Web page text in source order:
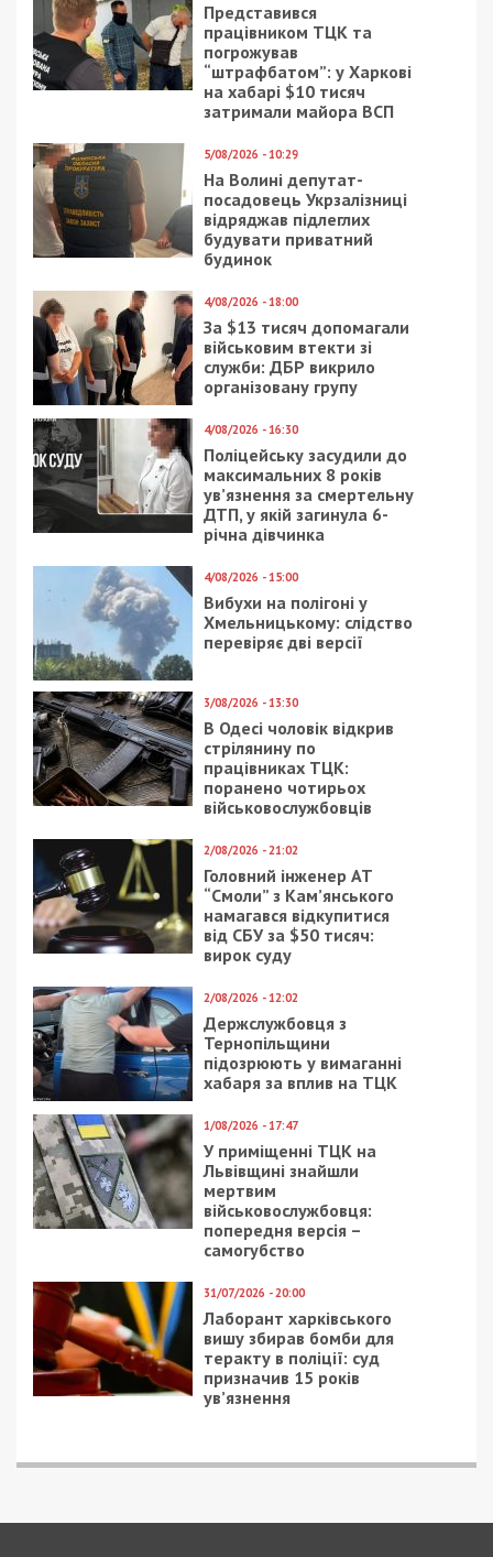
Представився
працівником ТЦК та
погрожував
“штрафбатом”: у Харкові
на хабарі $10 тисяч
затримали майора ВСП
5/08/2026 - 10:29
На Волині депутат-
посадовець Укрзалізниці
відряджав підлеглих
будувати приватний
будинок
4/08/2026 - 18:00
За $13 тисяч допомагали
військовим втекти зі
служби: ДБР викрило
організовану групу
4/08/2026 - 16:30
Поліцейську засудили до
максимальних 8 років
ув’язнення за смертельну
ДТП, у якій загинула 6-
річна дівчинка
4/08/2026 - 15:00
Вибухи на полігоні у
Хмельницькому: слідство
перевіряє дві версії
3/08/2026 - 13:30
В Одесі чоловік відкрив
стрілянину по
працівниках ТЦК:
поранено чотирьох
військовослужбовців
2/08/2026 - 21:02
Головний інженер АТ
“Смоли” з Кам’янського
намагався відкупитися
від СБУ за $50 тисяч:
вирок суду
2/08/2026 - 12:02
Держслужбовця з
Тернопільщини
підозрюють у вимаганні
хабаря за вплив на ТЦК
1/08/2026 - 17:47
У приміщенні ТЦК на
Львівщині знайшли
мертвим
військовослужбовця:
попередня версія –
самогубство
31/07/2026 - 20:00
Лаборант харківського
вишу збирав бомби для
теракту в поліції: суд
призначив 15 років
ув’язнення